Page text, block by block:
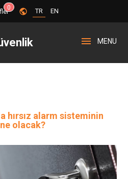
0 public TR EN
menu MENU
hırsız alarm sisteminin
olacak?